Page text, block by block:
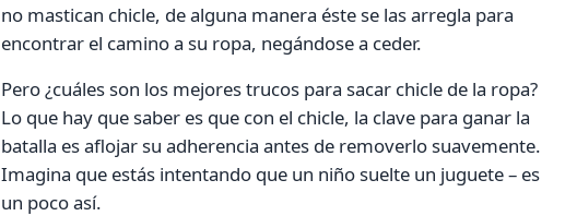
no mastican chicle, de alguna manera éste se las arregla para
encontrar el camino a su ropa, negándose a ceder.
Pero ¿cuáles son los mejores trucos para sacar chicle de la ropa?
Lo que hay que saber es que con el chicle, la clave para ganar la
batalla es aflojar su adherencia antes de removerlo suavemente.
Imagina que estás intentando que un niño suelte un juguete – es
un poco así.